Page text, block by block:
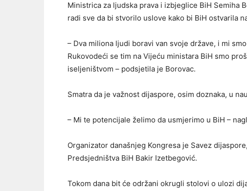
Ministrica za ljudska prava i izbjeglice BiH Semiha
radi sve da bi stvorilo uslove kako bi BiH ostvarila
– Dva miliona ljudi boravi van svoje države, i mi
Rukovodeći se tim na Vijeću ministara BiH smo
iseljeništvom – podsjetila je Borovac.
Smatra da je važnost dijaspore, osim doznaka, u
– Mi te potencijale želimo da usmjerimo u BiH –
Organizator današnjeg Kongresa je Savez
Predsjedništva BiH Bakir Izetbegović.
Tokom dana bit će održani okrugli stolovi o ulozi